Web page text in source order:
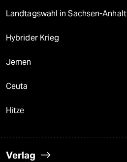
Landtagswahl in Sachsen-Anhalt
Hybrider Krieg
Jemen
Ceuta
Hitze
Verlag